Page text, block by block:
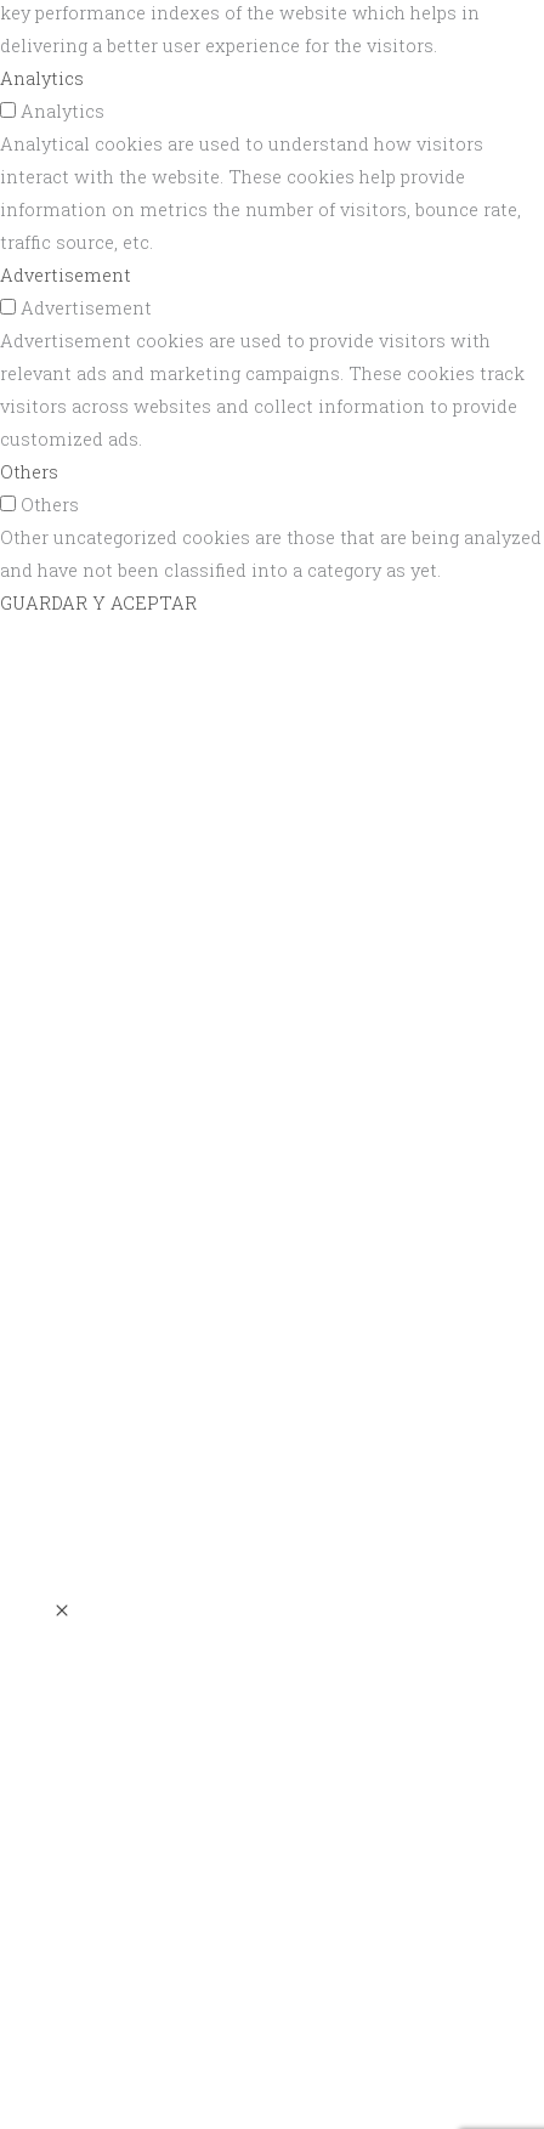
key performance indexes of the website which helps in
delivering a better user experience for the visitors.
Analytics
Analytics
Analytical cookies are used to understand how visitors
interact with the website. These cookies help provide
information on metrics the number of visitors, bounce rate,
traffic source, etc.
Advertisement
Advertisement
Advertisement cookies are used to provide visitors with
relevant ads and marketing campaigns. These cookies track
visitors across websites and collect information to provide
customized ads.
Others
Others
Other uncategorized cookies are those that are being analyzed
and have not been classified into a category as yet.
GUARDAR Y ACEPTAR